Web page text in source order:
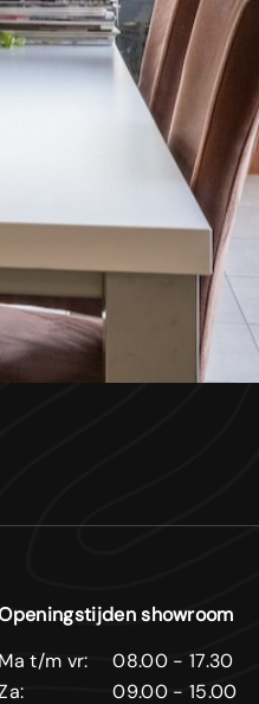
showroom
Ma t/m vr:
08.00 - 17.30
09.00 - 15.00